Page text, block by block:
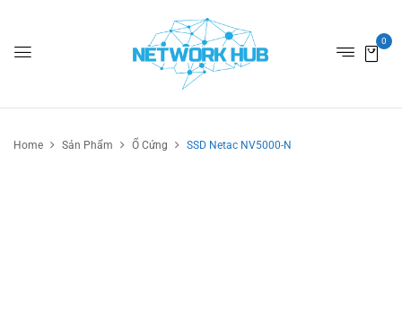
0
Home Sản Phẩm Ổ Cứng SSD Netac NV5000-N